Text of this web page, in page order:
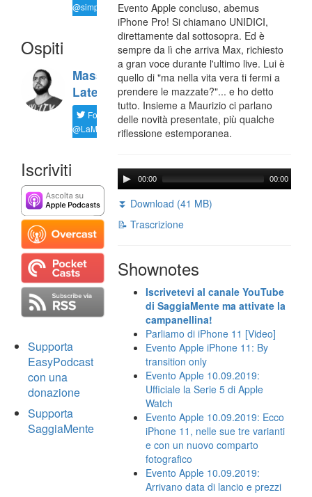
@simplemal
Ospiti
Massimiliano
Latella
Follow
@LaMaxImages
Iscriviti
Supporta
EasyPodcast
con una
donazione
Supporta
SaggiaMente
Evento Apple concluso, abemus
iPhone Pro! Si chiamano UNIDICI,
direttamente dal sottosopra. Ed è
sempre da lì che arriva Max, richiesto
a gran voce durante l'ultimo live. Lui è
quello di "ma nella vita vera ti fermi a
prendere le mazzate?"... e ho detto
tutto. Insieme a Maurizio ci parlano
delle novità presentate, più qualche
riflessione estemporanea.
00:00 00:00
⏬ Download (41 MB)
📝 Trascrizione
Shownotes
Iscrivetevi al canale YouTube
di SaggiaMente ma attivate la
campanellina!
Parliamo di iPhone 11 [Video]
Evento Apple iPhone 11: By
transition only
Evento Apple 10.09.2019:
Ufficiale la Serie 5 di Apple
Watch
Evento Apple 10.09.2019: Ecco
iPhone 11, nelle sue tre varianti
e con un nuovo comparto
fotografico
Evento Apple 10.09.2019:
Arrivano data di lancio e prezzi